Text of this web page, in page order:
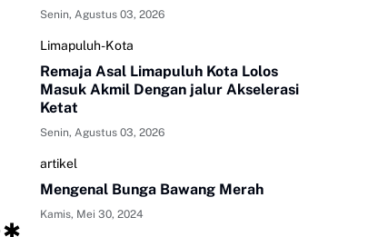
Senin, Agustus 03, 2026
Limapuluh-Kota
Remaja Asal Limapuluh Kota Lolos
Masuk Akmil Dengan jalur Akselerasi
Ketat
Senin, Agustus 03, 2026
artikel
Mengenal Bunga Bawang Merah
Kamis, Mei 30, 2024